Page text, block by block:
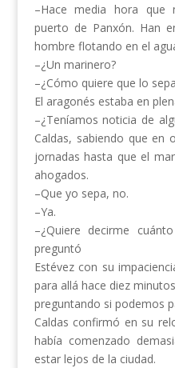
–Hace media hora que
puerto de Panxón. Han
hombre flotando en el
–¿Un marinero?
–¿Cómo quiere que lo
El aragonés estaba en
–¿Teníamos noticia de
Caldas, sabiendo que en
jornadas hasta que el
ahogados.
–Que yo sepa, no.
–Ya.
–¿Quiere decirme
preguntó
Estévez con su
para allá hace diez
preguntando si podemos
Caldas confirmó en su
había comenzado
estar lejos de la ciudad.